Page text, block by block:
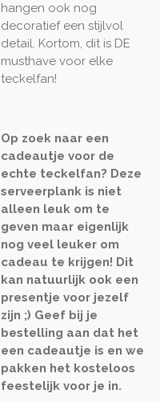
hangen ook nog
decoratief een stijlvol
detail. Kortom, dit is DE
musthave voor elke
teckelfan!
Op zoek naar een
cadeautje voor de
echte teckelfan? Deze
serveerplank is niet
alleen leuk om te
geven maar eigenlijk
nog veel leuker om
cadeau te krijgen! Dit
kan natuurlijk ook een
presentje voor jezelf
zijn ;) Geef bij je
bestelling aan dat het
een cadeautje is en we
pakken het kosteloos
feestelijk voor je in.